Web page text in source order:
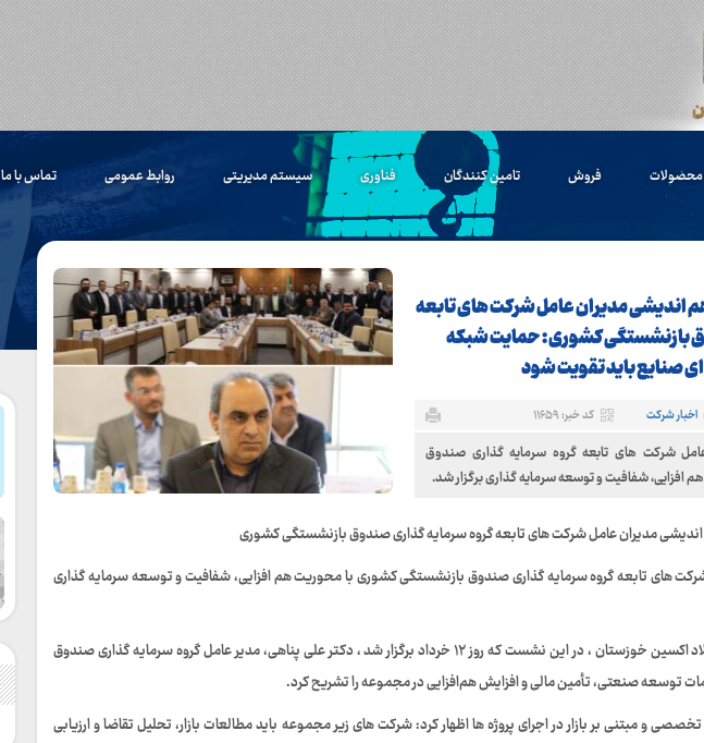
محصولات فروش تامین کنندگان فناوری سیستم مدیریتی روابط عمومی تماس با ما
مدیران عامل شرکت‌ های تابعه
بازنشستگی کشوری : حمایت شبکه
صنایع باید تقویت شود
اخبار شرکت کد خبر: ۱۱۶۵۹
شرکت‌ های تابعه گروه سرمایه گذاری صندوق
شفافیت و توسعه سرمایه‌ گذاری برگزار شد.
مدیران عامل شرکت‌ های تابعه گروه سرمایه گذاری صندوق بازنشستگی کشوری
های تابعه گروه سرمایه گذاری صندوق بازنشستگی کشوری با محوریت هم‌ افزایی، شفافیت و توسعه سرمایه‌ گذاری
به گزارش روابط عمومی شرکت فولاد اکسین خوزستان ، در این نشست که روز ۱۲ خرداد برگزار شد ، دکتر علی پناهی، مدیر عامل گروه سرمایه گذاری صندوق
توسعه صنعتی، تأمین مالی و افزایش هم‌افزایی در مجموعه را تشریح کرد.
و مبتنی بر بازار در اجرای پروژه‌ ها اظهار کرد: شرکت‌ های زیر مجموعه باید مطالعات بازار، تحلیل تقاضا و ارزیابی